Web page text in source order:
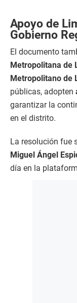
Apoyo de
Gobierno
El documento
Metropolitana de
Metropolitano de
públicas, adopten
garantizar la
en el distrito.
La resolución fue
Miguel Ángel
día en la